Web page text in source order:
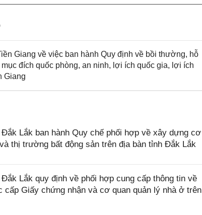
Giang về việc ban hành Quy định về bồi thường, hỗ
đích quốc phòng, an ninh, lợi ích quốc gia, lợi ích
Giang
Lắk ban hành Quy chế phối hợp về xây dựng cơ
thị trường bất động sản trên địa bàn tỉnh Đắk Lắk
Lắk quy định về phối hợp cung cấp thông tin về
Giấy chứng nhận và cơ quan quản lý nhà ở trên